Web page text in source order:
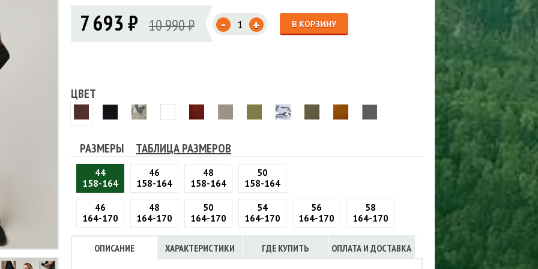
МЕМБРАННАЯ ОДЕЖДА
мембранные
мембранные
Флисовые брюки
Флисовые кофты
ЖИЛЕТЫ
ТРУСЫ
ЮБКИ, ПЛАТЬЯ
МЕБЕЛЬ
КОБУРЫ, ЧЕХЛЫ, РЕМНИ
КобурыОбложки, сумки
7 693 ₽ 10 990 ₽ - + В КОРЗИНУ
ЦВЕТ
РАЗМЕРЫ ТАБЛИЦА РАЗМЕРОВ
44
158-164
46
158-164
48
158-164
50
158-164
46
164-170
48
164-170
50
164-170
54
164-170
56
164-170
58
164-170
ОПИСАНИЕ ХАРАКТЕРИСТИКИ ГДЕ КУПИТЬ ОПЛАТА И ДОСТАВКА